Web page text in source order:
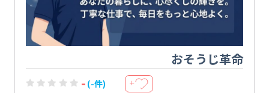
おそうじ革命
- (-件) ＋